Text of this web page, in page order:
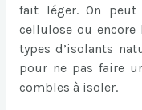
fait léger. On
cellulose ou encore
types d’isolants
pour ne pas faire
combles à isoler.